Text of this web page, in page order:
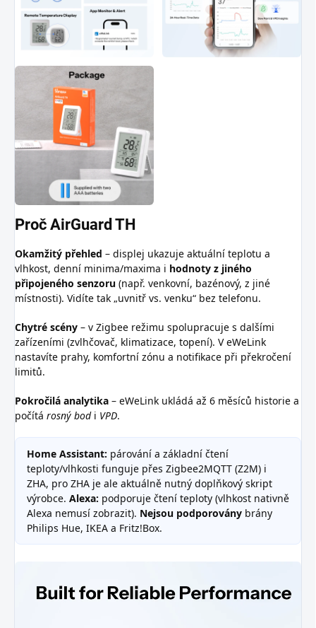
Proč AirGuard TH
Okamžitý přehled – displej ukazuje aktuální teplotu a
vlhkost, denní minima/maxima i hodnoty z jiného
připojeného senzoru (např. venkovní, bazénový, z jiné
místnosti). Vidíte tak „uvnitř vs. venku“ bez telefonu.
Chytré scény – v Zigbee režimu spolupracuje s dalšími
zařízeními (zvlhčovač, klimatizace, topení). V eWeLink
nastavíte prahy, komfortní zónu a notifikace při překročení
limitů.
Pokročilá analytika – eWeLink ukládá až 6 měsíců historie a
počítá rosný bodi VPD.
Home Assistant: párování a základní čtení
teploty/vlhkosti funguje přes Zigbee2MQTT (Z2M) i
ZHA, pro ZHA je ale aktuálně nutný doplňkový skript
výrobce. Alexa: podporuje čtení teploty (vlhkost nativně
Alexa nemusí zobrazit). Nejsou podporovány brány
Philips Hue, IKEA a Fritz!Box.